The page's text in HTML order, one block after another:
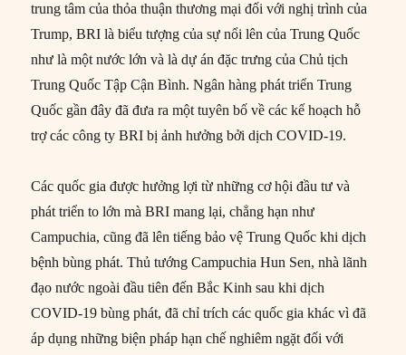
trung tâm của thỏa thuận thương mại đối với nghị trình của
Trump, BRI là biểu tượng của sự nổi lên của Trung Quốc
như là một nước lớn và là dự án đặc trưng của Chủ tịch
Trung Quốc Tập Cận Bình. Ngân hàng phát triển Trung
Quốc gần đây đã đưa ra một tuyên bố về các kế hoạch hỗ
trợ các công ty BRI bị ảnh hưởng bởi dịch COVID-19.
Các quốc gia được hưởng lợi từ những cơ hội đầu tư và
phát triển to lớn mà BRI mang lại, chẳng hạn như
Campuchia, cũng đã lên tiếng bảo vệ Trung Quốc khi dịch
bệnh bùng phát. Thủ tướng Campuchia Hun Sen, nhà lãnh
đạo nước ngoài đầu tiên đến Bắc Kinh sau khi dịch
COVID-19 bùng phát, đã chỉ trích các quốc gia khác vì đã
áp dụng những biện pháp hạn chế nghiêm ngặt đối với